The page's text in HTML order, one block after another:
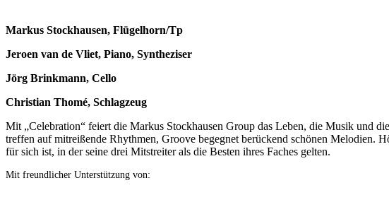
Markus Stockhausen, Flügelhorn/Tp
Jeroen van de Vliet, Piano, Syntheziser
Jörg Brinkmann, Cello
Christian Thomé, Schlagzeug
Mit „Celebration“ feiert die Markus Stockhausen Group das Leben, die Musik und
treffen auf mitreißende Rhythmen, Groove begegnet berückend schönen Melodien.
für sich ist, in der seine drei Mitstreiter als die Besten ihres Faches gelten.
Mit freundlicher Unterstützung von: